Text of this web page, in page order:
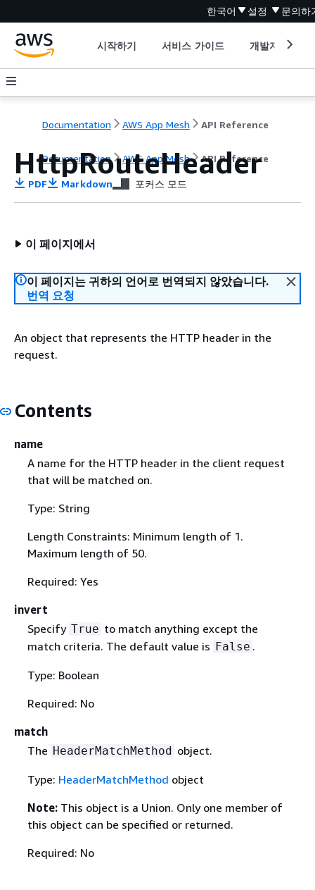
한국어 설정 문의하
시작하기 서비스 가이드 개발자 도구
Documentation AWS App Mesh API Reference
Documentation AWS App Mesh API Reference
HttpRouteHeader
PDF Markdown 포커스 모드
이 페이지에서
이 페이지는 귀하의 언어로 번역되지 않았습니다.
번역 요청
An object that represents the HTTP header in the
request.
Contents
name
A name for the HTTP header in the client request
that will be matched on.
Type: String
Length Constraints: Minimum length of 1.
Maximum length of 50.
Required: Yes
invert
Specify True to match anything except the
match criteria. The default value is False .
Type: Boolean
Required: No
match
The HeaderMatchMethod object.
Type: HeaderMatchMethod object
Note: This object is a Union. Only one member of
this object can be specified or returned.
Required: No